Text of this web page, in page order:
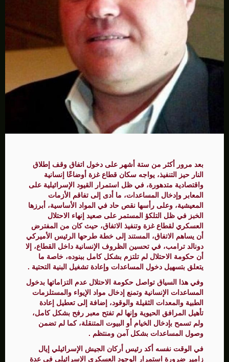
بعد مرور أكثر من ستة أشهر على دخول اتفاق وقف إطلاق
النار حيز التنفيذ، يواجه سكان قطاع غزة أوضاعًا إنسانية
واقتصادية متدهورة، في ظل استمرار القيود الإسرائيلية على
المعابر وإدخال المساعدات، ما أدى إلى تفاقم الأزمات
المعيشية، وعلى رأسها نقص حاد في المواد الأساسية، أبرزها
الخبز في ظل التلكؤ المستمر على صعيد إنهاء الاحتلال
العسكري لقطاع غزة وتنفيذ الاتفاق، حيث كان من المفترض
أن يساهم الاتفاق، المستند إلى خطة طرحها الرئيس الأميركي
دونالد ترامب، في تحسين الظروف الإنسانية داخل القطاع، إلا
أن حكومة الاحتلال لم تلتزم بشكل كامل ببنوده، خاصة ما
يتعلق بتسهيل دخول المساعدات وإعادة تشغيل البنية التحتية .
وفي هذا السياق تواصل حكومة الاحتلال عدم التزاماتها بدخول
المساعدات الإنسانية وتمنع إدخال مواد الإيواء والمستلزمات
الطبية والمعدات الثقيلة والوقود، إضافة إلى تعطيل إعادة
تأهيل المرافق الحيوية وإنها لم تفتح معبر رفح بشكل كامل،
ولم تسمح بإدخال الخيام أو البيوت المتنقلة، كما لم تضمن
وصول المساعدات بشكل آمن ومنتظم .
في الوقت نفسه أكد رئيس أركان الجيش الإسرائيلي إيال
زامير ضرورة استمرار الوجود العسكري الإسرائيلي في عدة